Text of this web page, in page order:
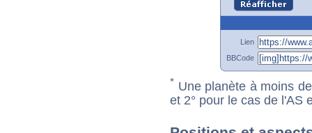
Lien
BBCode
* Une planète à moins
et 2° pour le cas de l'AS